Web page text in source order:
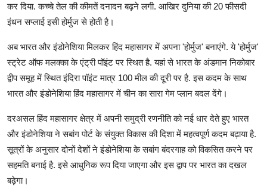
कर दिया. कच्चे तेल की कीमतें दनादन बढ़ने लगी. आखिर दुनिया की 20 फीसदी
इंधन सप्लाई इसी होर्मुज से होती है।
अब भारत और इंडोनेशिया मिलकर हिंद महासागर में अपना 'होर्मुज' बनाएंगे. ये 'होर्मुज'
स्ट्रेट ऑफ मलक्का के एंट्री पॉइंट पर स्थित है. यहां से भारत के अंडमान निकोबार
द्वीप समूह में स्थित इंदिरा पॉइंट मात्र 100 मील की दूरी पर है. इस कदम के साथ
भारत और इंडोनेशिया हिंद महासागर में चीन का सारा गेम प्लान बदल देंगे।
दरअसल हिंद महासागर क्षेत्र में अपनी समुद्री रणनीति को नई धार देते हुए भारत
और इंडोनेशिया ने सबांग पोर्ट के संयुक्त विकास की दिशा में महत्वपूर्ण कदम बढ़ाया है.
सूत्रों के अनुसार दोनों देशों ने इंडोनेशिया के सबांग बंदरगाह को विकसित करने पर
सहमति बनाई है. इसे आधुनिक रूप दिया जाएगा और इस द्वाप पर भारत का दखल
बढ़ेगा।